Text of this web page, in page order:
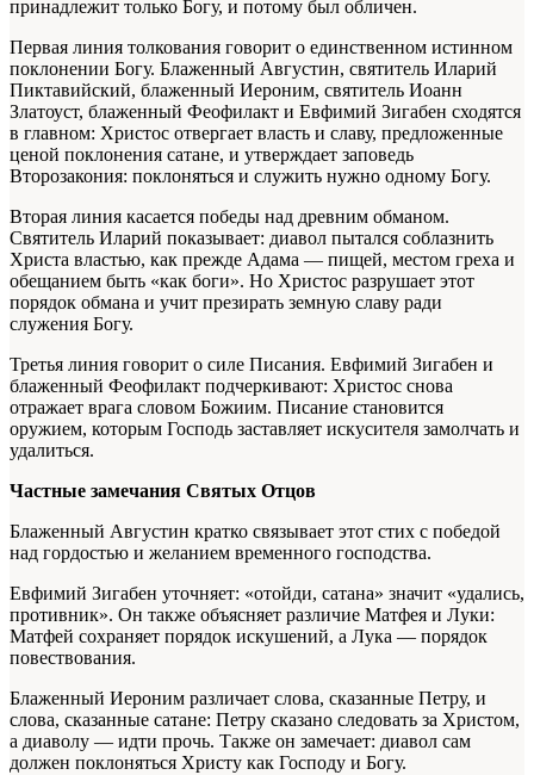
принадлежит только Богу, и потому был обличен.
Первая линия толкования говорит о единственном истинном
поклонении Богу. Блаженный Августин, святитель Иларий
Пиктавийский, блаженный Иероним, святитель Иоанн
Златоуст, блаженный Феофилакт и Евфимий Зигабен сходятся
в главном: Христос отвергает власть и славу, предложенные
ценой поклонения сатане, и утверждает заповедь
Второзакония: поклоняться и служить нужно одному Богу.
Вторая линия касается победы над древним обманом.
Святитель Иларий показывает: диавол пытался соблазнить
Христа властью, как прежде Адама — пищей, местом греха и
обещанием быть «как боги». Но Христос разрушает этот
порядок обмана и учит презирать земную славу ради
служения Богу.
Третья линия говорит о силе Писания. Евфимий Зигабен и
блаженный Феофилакт подчеркивают: Христос снова
отражает врага словом Божиим. Писание становится
оружием, которым Господь заставляет искусителя замолчать и
удалиться.
Частные замечания Святых Отцов
Блаженный Августин кратко связывает этот стих с победой
над гордостью и желанием временного господства.
Евфимий Зигабен уточняет: «отойди, сатана» значит «удались,
противник». Он также объясняет различие Матфея и Луки:
Матфей сохраняет порядок искушений, а Лука — порядок
повествования.
Блаженный Иероним различает слова, сказанные Петру, и
слова, сказанные сатане: Петру сказано следовать за Христом,
а диаволу — идти прочь. Также он замечает: диавол сам
должен поклоняться Христу как Господу и Богу.